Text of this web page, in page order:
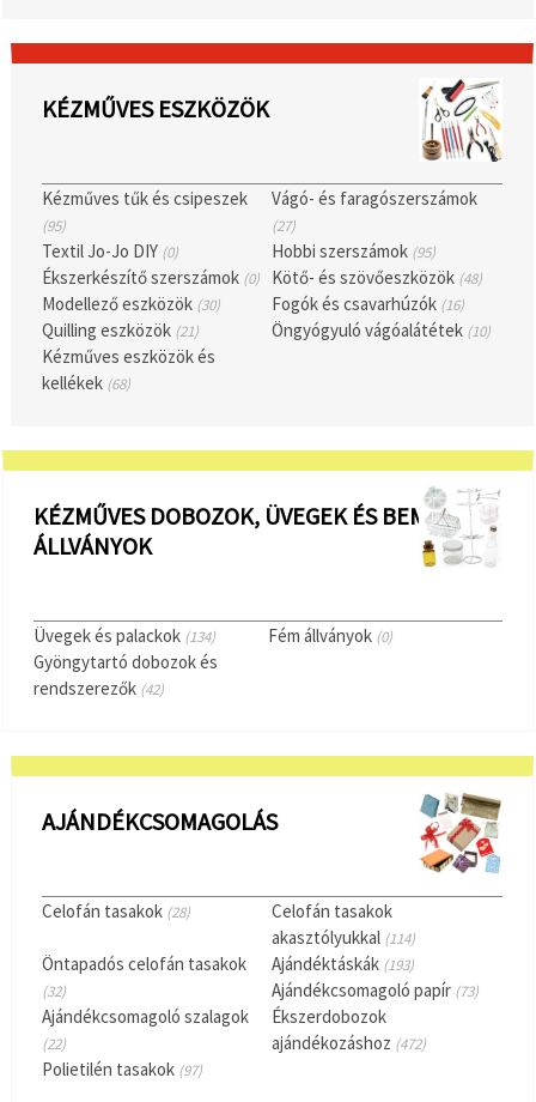
Beállításokban
megadhatja
az adott
típusú sütik
"Mentés"
gombra
kattintva.
Fogadja
el
mindet
Beállítások
KÉZMŰVES ESZKÖZÖK
Kézműves tűk és csipeszek
(95)
Vágó- és faragószerszámok
(27)
Textil Jo-Jo DIY (0) Hobbi szerszámok (95)
Ékszerkészítő szerszámok (0) Kötő- és szövőeszközök (48)
Modellező eszközök (30) Fogók és csavarhúzók (16)
Quilling eszközök (21) Öngyógyuló vágóalátétek (10)
Kézműves eszközök és
kellékek (68)
KÉZMŰVES DOBOZOK, ÜVEGEK ÉS BEMUTATÓ
ÁLLVÁNYOK
Üvegek és palackok (134) Fém állványok (0)
Gyöngytartó dobozok és
rendszerezők (42)
AJÁNDÉKCSOMAGOLÁS
Celofán tasakok (28)
Celofán tasakok
akasztólyukkal (114)
Öntapadós celofán tasakok
(32)
Ajándéktáskák (193)
Ajándékcsomagoló papír (73)
Ajándékcsomagoló szalagok
(22)
Ékszerdobozok
ajándékozáshoz (472)
Polietilén tasakok (97)